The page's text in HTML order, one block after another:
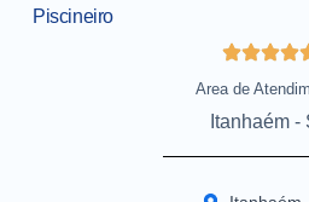
Piscineiro
Area de
Itanhaém -